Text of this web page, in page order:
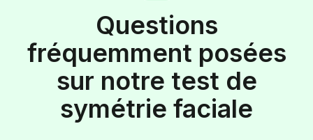
Questions
fréquemment posées
sur notre test de
symétrie faciale